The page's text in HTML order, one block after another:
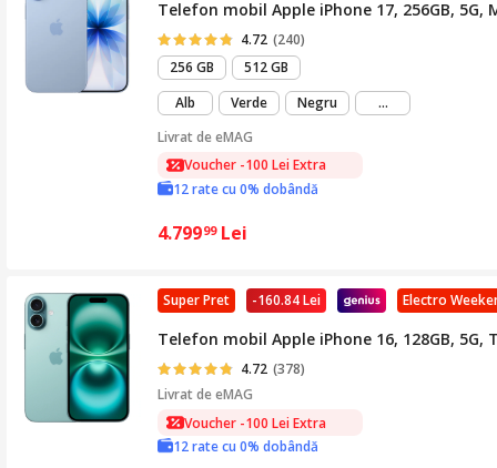
Telefon mobil Apple iPhone 17, 256GB, 5G,
4.72 (240)
256 GB
512 GB
Alb
Verde Negru ...mai
Livrat deeMAG
Voucher -100 Lei Extra
12 rate cu 0% dobândă
4.79999 Lei
Electro
-160.84 Lei
Super Pret
Telefon mobil Apple iPhone 16, 128GB, 5G,
4.72 (378)
Livrat deeMAG
Voucher -100 Lei Extra
12 rate cu 0% dobândă